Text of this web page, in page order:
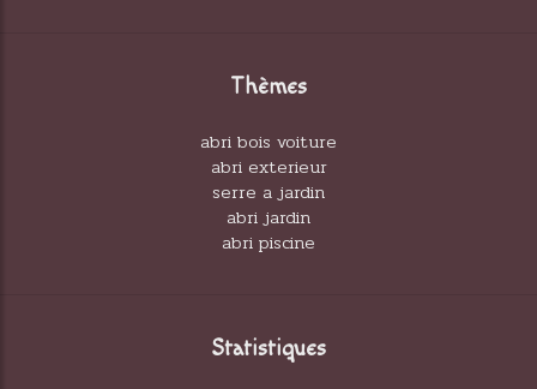
Thèmes
abri bois voiture
abri exterieur
serre a jardin
abri jardin
abri piscine
Statistiques